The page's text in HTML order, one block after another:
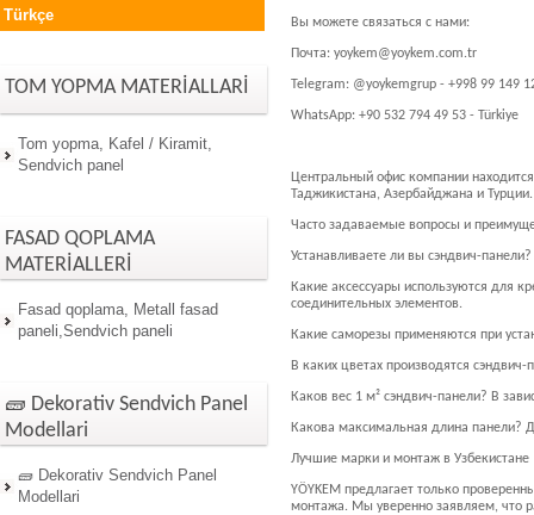
Türkçe
TOM YOPMA MATERİALLARİ
Tom yopma, Kafel / Kiramit,
Sendvich panel
FASAD QOPLAMA
MATERİALLERİ
Fasad qoplama, Metall fasad
paneli,Sendvich paneli
🧱 Dekorativ Sendvich Panel
Modellari
🧱 Dekorativ Sendvich Panel
Modellari
Вы можете связаться с нами:
Почта: yoykem@yoykem.com.tr
Telegram: @yoykemgrup - +998 99 149
WhatsApp: +90 532 794 49 53 - Türkiye
Центральный офис компании
Таджикистана, Азербайджана и Турции.
Часто задаваемые вопросы и
Устанавливаете ли вы сэндвич-
Какие аксессуары используются для
соединительных элементов.
Какие саморезы применяются при
В каких цветах производятся
Каков вес 1 м² сэндвич-панели? В
Какова максимальная длина панели?
Лучшие марки и монтаж в Узбекистане
YÖYKEM предлагает только
монтажа. Мы уверенно заявляем, что